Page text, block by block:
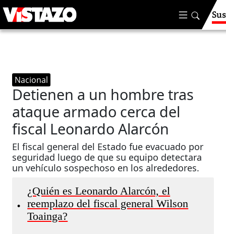
Nacional
Detienen a un hombre tras
ataque armado cerca del
fiscal Leonardo Alarcón
El fiscal general del Estado fue evacuado por
seguridad luego de que su equipo detectara
un vehículo sospechoso en los alrededores.
•
¿Quién es Leonardo Alarcón, el
reemplazo del fiscal general Wilson
Toainga?